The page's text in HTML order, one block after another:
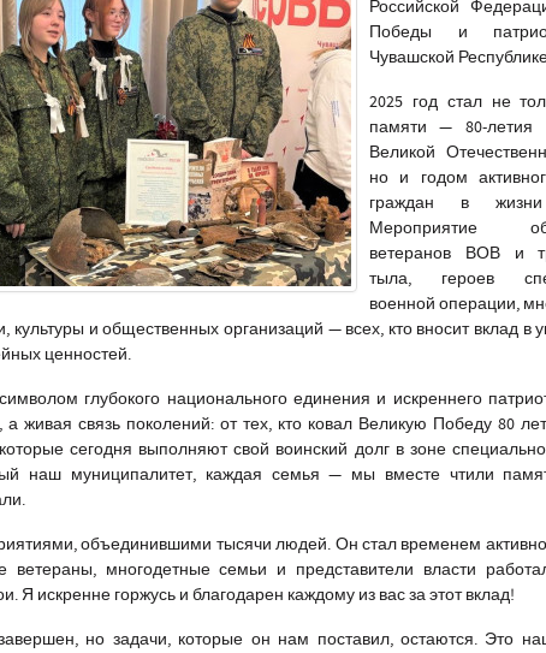
Российской
Победы и
Чувашской
2025 год стал не
памяти — 80-
Великой
но и годом
граждан в
Мероприятие
ветеранов ВОВ и
тыла, героев
военной операции,
культуры и общественных организаций — всех, кто вносит вклад в
ценностей.
глубокого национального единения и искреннего
живая связь поколений: от тех, кто ковал Великую Победу 80
сегодня выполняют свой воинский долг в зоне
наш муниципалитет, каждая семья — мы вместе чтили
объединившими тысячи людей. Он стал временем
ветераны, многодетные семьи и представители власти
Я искренне горжусь и благодарен каждому из вас за этот вклад!
но задачи, которые он нам поставил, остаются. Это